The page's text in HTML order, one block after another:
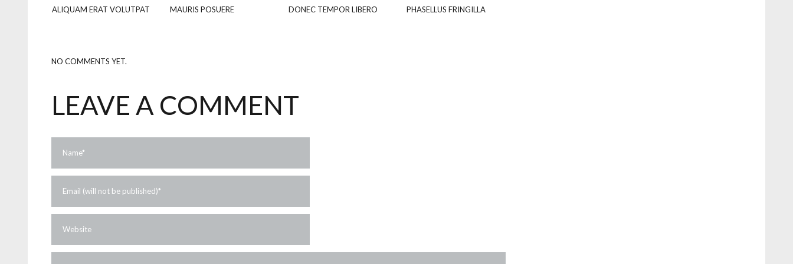
ALIQUAM ERAT VOLUTPAT MAURIS POSUERE DONEC TEMPOR LIBERO PHASELLUS FRINGILLA
NO COMMENTS YET.
LEAVE A COMMENT